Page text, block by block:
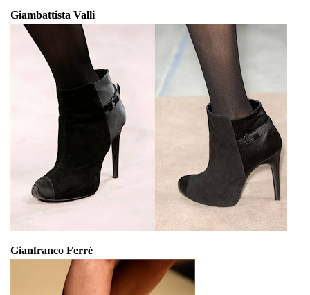
Giambattista Valli
Gianfranco Ferré